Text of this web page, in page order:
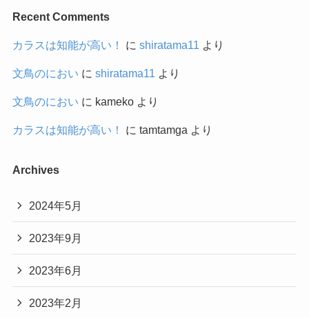
Recent Comments
カラスは知能が高い！ に shiratama11 より
文鳥のにおい に shiratama11 より
文鳥のにおい に kamekoより
カラスは知能が高い！ に tamtamga より
Archives
2024年5月
2023年9月
2023年6月
2023年2月